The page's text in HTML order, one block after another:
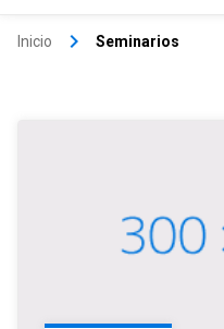
Inicio keyboard_arrow_right Seminarios